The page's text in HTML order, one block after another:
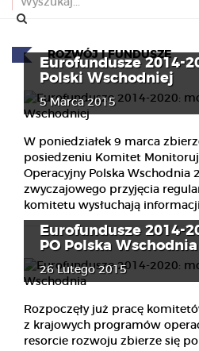
ROZWÓJ I FUNDUSZE
Eurofundusze 2014-
Polski Wschodniej
5 Marca 2015
W poniedziałek 9 marca
posiedzeniu Komitet
Operacyjny Polska Wschodnia
zwyczajowego przyjęcia
komitetu wysłuchają
Eurofundusze 2014-
PO Polska Wschodnia
26 Lutego 2015
Rozpoczęły już pracę
z krajowych programów
resorcie rozwoju zbierze się